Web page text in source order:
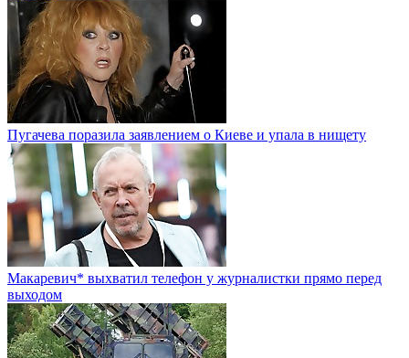
Пугачева поразила заявлением о Киеве и упала в нищету
Макаревич* выхватил телефон у журналистки прямо перед
выходом